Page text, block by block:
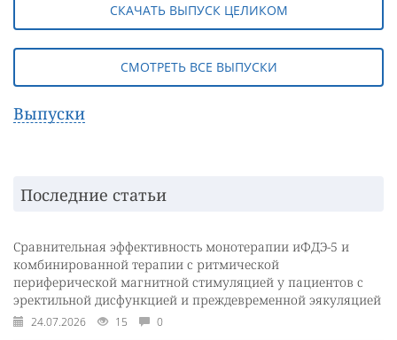
СКАЧАТЬ ВЫПУСК ЦЕЛИКОМ
СМОТРЕТЬ ВСЕ ВЫПУСКИ
Выпуски
Последние статьи
Сравнительная эффективность монотерапии иФДЭ-5 и
комбинированной терапии с ритмической
периферической магнитной стимуляцией у пациентов с
эректильной дисфункцией и преждевременной эякуляцией
24.07.2026 15 0